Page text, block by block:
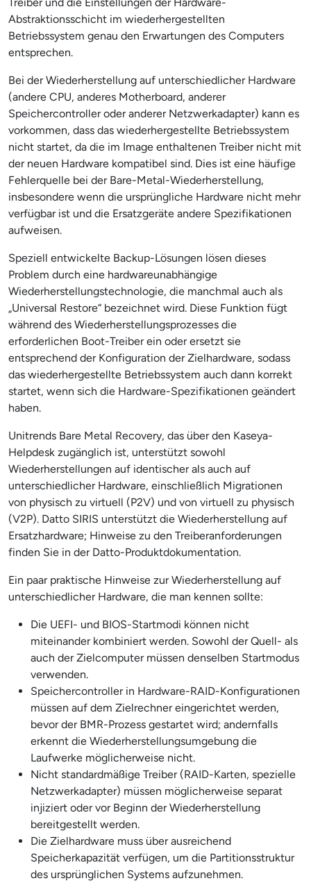
Abstraktionsschicht im wiederhergestellten
Betriebssystem genau den Erwartungen des Computers
entsprechen.
Bei der Wiederherstellung auf unterschiedlicher Hardware
(andere CPU, anderes Motherboard, anderer
Speichercontroller oder anderer Netzwerkadapter) kann es
vorkommen, dass das wiederhergestellte Betriebssystem
nicht startet, da die im Image enthaltenen Treiber nicht mit
der neuen Hardware kompatibel sind. Dies ist eine häufige
Fehlerquelle bei der Bare-Metal-Wiederherstellung,
insbesondere wenn die ursprüngliche Hardware nicht mehr
verfügbar ist und die Ersatzgeräte andere Spezifikationen
aufweisen.
Speziell entwickelte Backup-Lösungen lösen dieses
Problem durch eine hardwareunabhängige
Wiederherstellungstechnologie, die manchmal auch als
„Universal Restore“ bezeichnet wird. Diese Funktion fügt
während des Wiederherstellungsprozesses die
erforderlichen Boot-Treiber ein oder ersetzt sie
entsprechend der Konfiguration der Zielhardware, sodass
das wiederhergestellte Betriebssystem auch dann korrekt
startet, wenn sich die Hardware-Spezifikationen geändert
haben.
Unitrends Bare Metal Recovery, das über den Kaseya-
Helpdesk zugänglich ist, unterstützt sowohl
Wiederherstellungen auf identischer als auch auf
unterschiedlicher Hardware, einschließlich Migrationen
von physisch zu virtuell (P2V) und von virtuell zu physisch
(V2P). Datto SIRIS unterstützt die Wiederherstellung auf
Ersatzhardware; Hinweise zu den Treiberanforderungen
finden Sie in der Datto-Produktdokumentation.
Ein paar praktische Hinweise zur Wiederherstellung auf
unterschiedlicher Hardware, die man kennen sollte:
Die UEFI- und BIOS-Startmodi können nicht
miteinander kombiniert werden. Sowohl der Quell- als
auch der Zielcomputer müssen denselben Startmodus
verwenden.
Speichercontroller in Hardware-RAID-Konfigurationen
müssen auf dem Zielrechner eingerichtet werden,
bevor der BMR-Prozess gestartet wird; andernfalls
erkennt die Wiederherstellungsumgebung die
Laufwerke möglicherweise nicht.
Nicht standardmäßige Treiber (RAID-Karten, spezielle
Netzwerkadapter) müssen möglicherweise separat
injiziert oder vor Beginn der Wiederherstellung
bereitgestellt werden.
Die Zielhardware muss über ausreichend
Speicherkapazität verfügen, um die Partitionsstruktur
des ursprünglichen Systems aufzunehmen.